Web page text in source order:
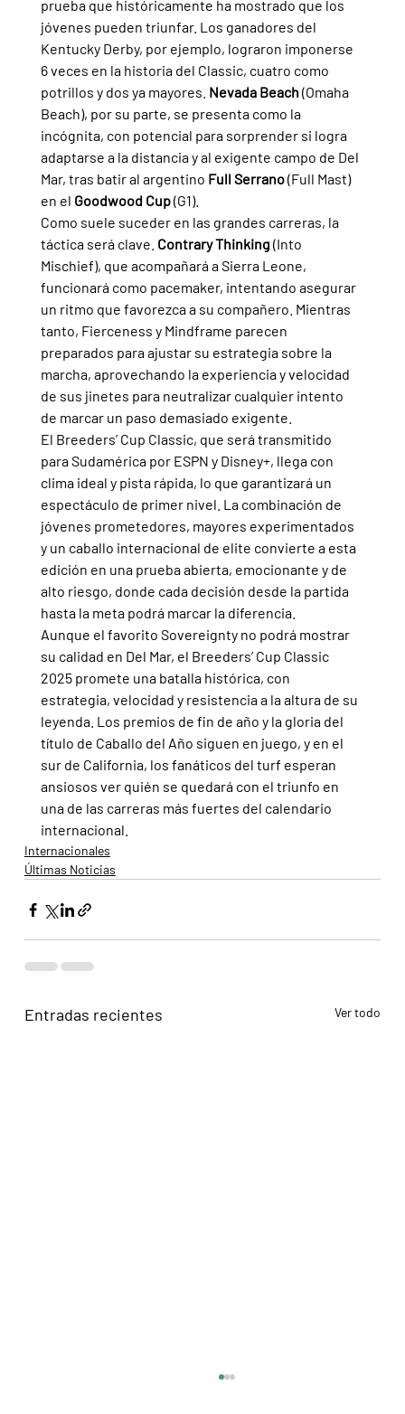
prueba que históricamente ha mostrado que los
jóvenes pueden triunfar. Los ganadores del
Kentucky Derby, por ejemplo, lograron imponerse
6 veces en la historia del Classic, cuatro como
potrillos y dos ya mayores. Nevada Beach (Omaha
Beach), por su parte, se presenta como la
incógnita, con potencial para sorprender si logra
adaptarse a la distancia y al exigente campo de Del
Mar, tras batir al argentino Full Serrano (Full Mast)
en el Goodwood Cup (G1).
Como suele suceder en las grandes carreras, la
táctica será clave. Contrary Thinking (Into
Mischief), que acompañará a Sierra Leone,
funcionará como pacemaker, intentando asegurar
un ritmo que favorezca a su compañero. Mientras
tanto, Fierceness y Mindframe parecen
preparados para ajustar su estrategia sobre la
marcha, aprovechando la experiencia y velocidad
de sus jinetes para neutralizar cualquier intento
de marcar un paso demasiado exigente.
El Breeders’ Cup Classic, que será transmitido
para Sudamérica por ESPN y Disney+, llega con
clima ideal y pista rápida, lo que garantizará un
espectáculo de primer nivel. La combinación de
jóvenes prometedores, mayores experimentados
y un caballo internacional de elite convierte a esta
edición en una prueba abierta, emocionante y de
alto riesgo, donde cada decisión desde la partida
hasta la meta podrá marcar la diferencia.
Aunque el favorito Sovereignty no podrá mostrar
su calidad en Del Mar, el Breeders’ Cup Classic
2025 promete una batalla histórica, con
estrategia, velocidad y resistencia a la altura de su
leyenda. Los premios de fin de año y la gloria del
título de Caballo del Año siguen en juego, y en el
sur de California, los fanáticos del turf esperan
ansiosos ver quién se quedará con el triunfo en
una de las carreras más fuertes del calendario
internacional.
Internacionales
Últimas Noticias
Entradas recientes Ver todo